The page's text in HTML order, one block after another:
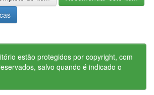
estão protegidos por copyright, com
salvo quando é indicado o